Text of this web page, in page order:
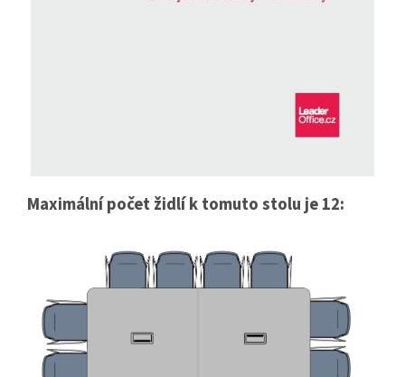
Maximální počet židlí k tomuto stolu je 12: